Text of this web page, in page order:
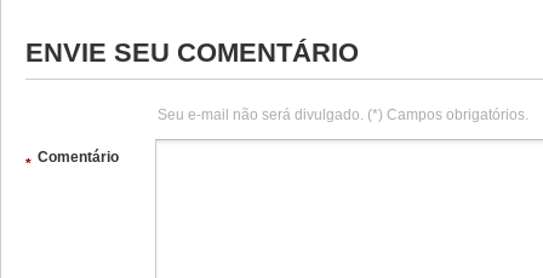
ENVIE SEU COMENTÁRIO
Seu e-mail não será divulgado. (*) Campos obrigatórios.
Comentário
*